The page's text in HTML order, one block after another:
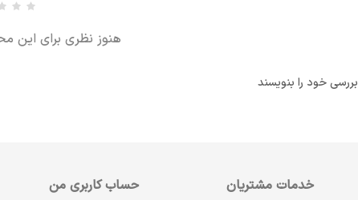
هنوز نظری برای این
خود را بنویسند
خدمات مشتریان حساب کاربری من